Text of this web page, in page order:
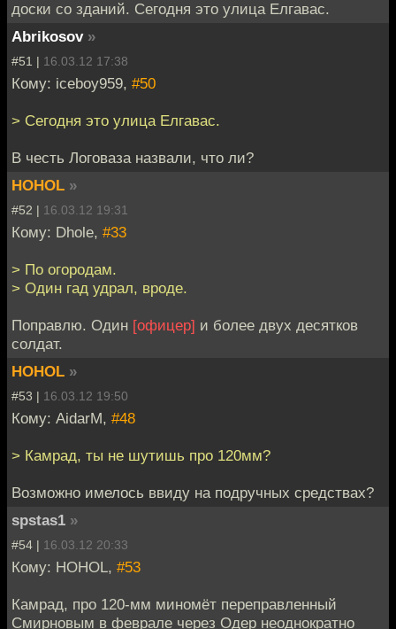
доски со зданий. Сегодня это улица Елгавас.
Abrikosov »
#51 | 16.03.12 17:38
Кому: iceboy959, #50
> Сегодня это улица Елгавас.
В честь Логоваза назвали, что ли?
HOHOL »
#52 | 16.03.12 19:31
Кому: Dhole, #33
> По огородам.
> Один гад удрал, вроде.
Поправлю. Один [офицер] и более двух десятков
солдат.
HOHOL »
#53 | 16.03.12 19:50
Кому: AidarM, #48
> Камрад, ты не шутишь про 120мм?
Возможно имелось ввиду на подручных средствах?
spstas1 »
#54 | 16.03.12 20:33
Кому: HOHOL, #53
Камрад, про 120-мм миномёт переправленный
Смирновым в феврале через Одер неоднократно